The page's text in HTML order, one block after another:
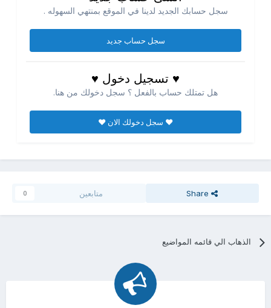
سجل حسابك الجديد لدينا في الموقع بمنتهي السهوله .
سجل حساب جديد
♥ تسجيل دخول ♥
هل تمتلك حساب بالفعل ؟ سجل دخولك من هنا.
♥ سجل دخولك الان ♥
Share متابعين 0
الذهاب الي قائمه المواضيع